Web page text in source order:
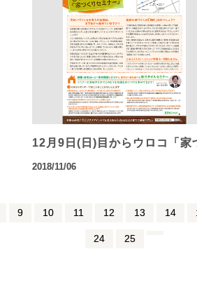
12月9日(日)目からウロコ「
2018/11/06
9 10 11 12 13 14
24 25